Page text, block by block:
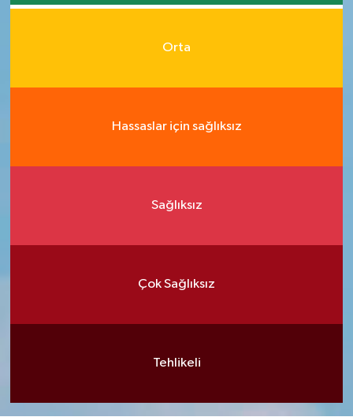
Orta
Hassaslar için sağlıksız
Sağlıksız
Çok Sağlıksız
Tehlikeli